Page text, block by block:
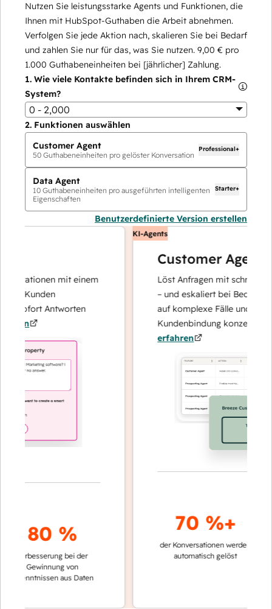
Nutzen Sie leistungsstarke Agents und Funktionen, die
Ihnen mit HubSpot-Guthaben die Arbeit abnehmen.
Verfolgen Sie jede Aktion nach, skalieren Sie bei Bedarf
und zahlen Sie nur für das, was Sie nutzen. 9,00 € pro
1.000 Guthabeneinheiten bei [jährlicher] Zahlung.
1. Wie viele Kontakte befinden sich in Ihrem CRM-
System?
0 - 2,000
2. Funktionen auswählen
Customer Agent
50 Guthabeneinheiten pro gelöster Konversation
Professional+
Data Agent
10 Guthabeneinheiten pro ausgeführten intelligenten
Eigenschaften
Starter+
Benutzerdefinierte Version erstellen
mit einem
Kunden
Antworten
80 %
bei der
Gewinnung von
aus Daten
KI-Agents
Customer Agent
Löst Anfragen mit schnellen,
– und eskaliert bei Bedarf,
auf komplexe Fälle und den
Kundenbindung konzentrieren
erfahren
70 %+
der Konversationen werden
automatisch gelöst